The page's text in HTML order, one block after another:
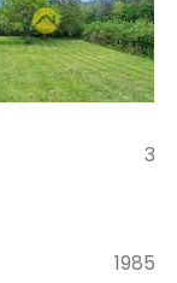
3
1985